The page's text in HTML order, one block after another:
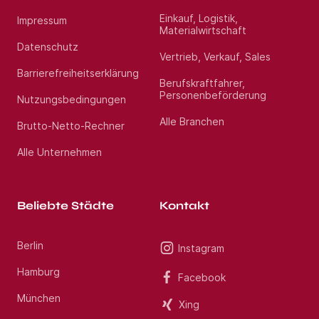
Impressum
Datenschutz
Barrierefreiheitserklärung
Nutzungsbedingungen
Brutto-Netto-Rechner
Alle Unternehmen
Einkauf, Logistik,
Materialwirtschaft
Vertrieb, Verkauf, Sales
Berufskraftfahrer,
Personenbeförderung
Alle Branchen
Beliebte Städte
Berlin
Hamburg
München
Kontakt
Instagram
Facebook
Xing